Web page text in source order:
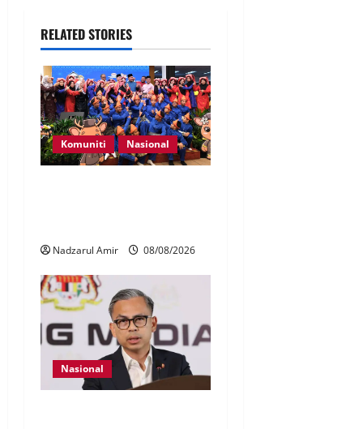
RELATED STORIES
Komuniti Nasional
Nadzarul Amir 08/08/2026
Nasional